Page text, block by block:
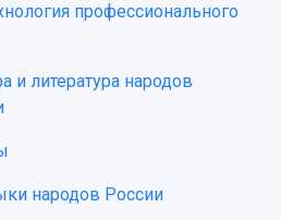
профессионального
и литература народов
народов России